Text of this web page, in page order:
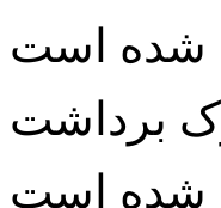
شده است
برداشت
شده است